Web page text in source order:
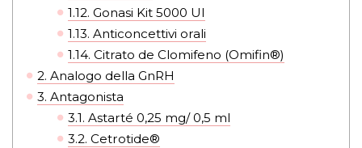
1.12. Gonasi Kit 5000 UI
1.13. Anticoncettivi orali
1.14. Citrato de Clomifeno (Omifin®)
2. Analogo della GnRH
3. Antagonista
3.1. Astarté 0,25 mg/ 0,5 ml
3.2. Cetrotide®